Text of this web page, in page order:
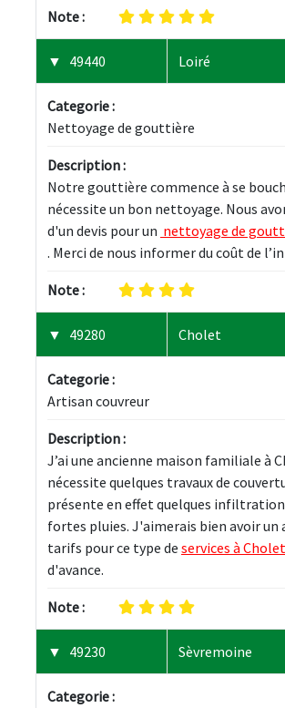
Note :
49440 Loiré
Categorie :
Nettoyage de gouttière
Description :
Notre gouttière commence à se
nécessite un bon nettoyage. Nous
d'un devis pour un nettoyage de
. Merci de nous informer du coût de
Note :
49280 Cholet
Categorie :
Artisan couvreur
Description :
J’ai une ancienne maison familiale à
nécessite quelques travaux de
présente en effet quelques
fortes pluies. J'aimerais bien avoir un
tarifs pour ce type de services à Cholet
d'avance.
Note :
49230 Sèvremoine
Categorie :